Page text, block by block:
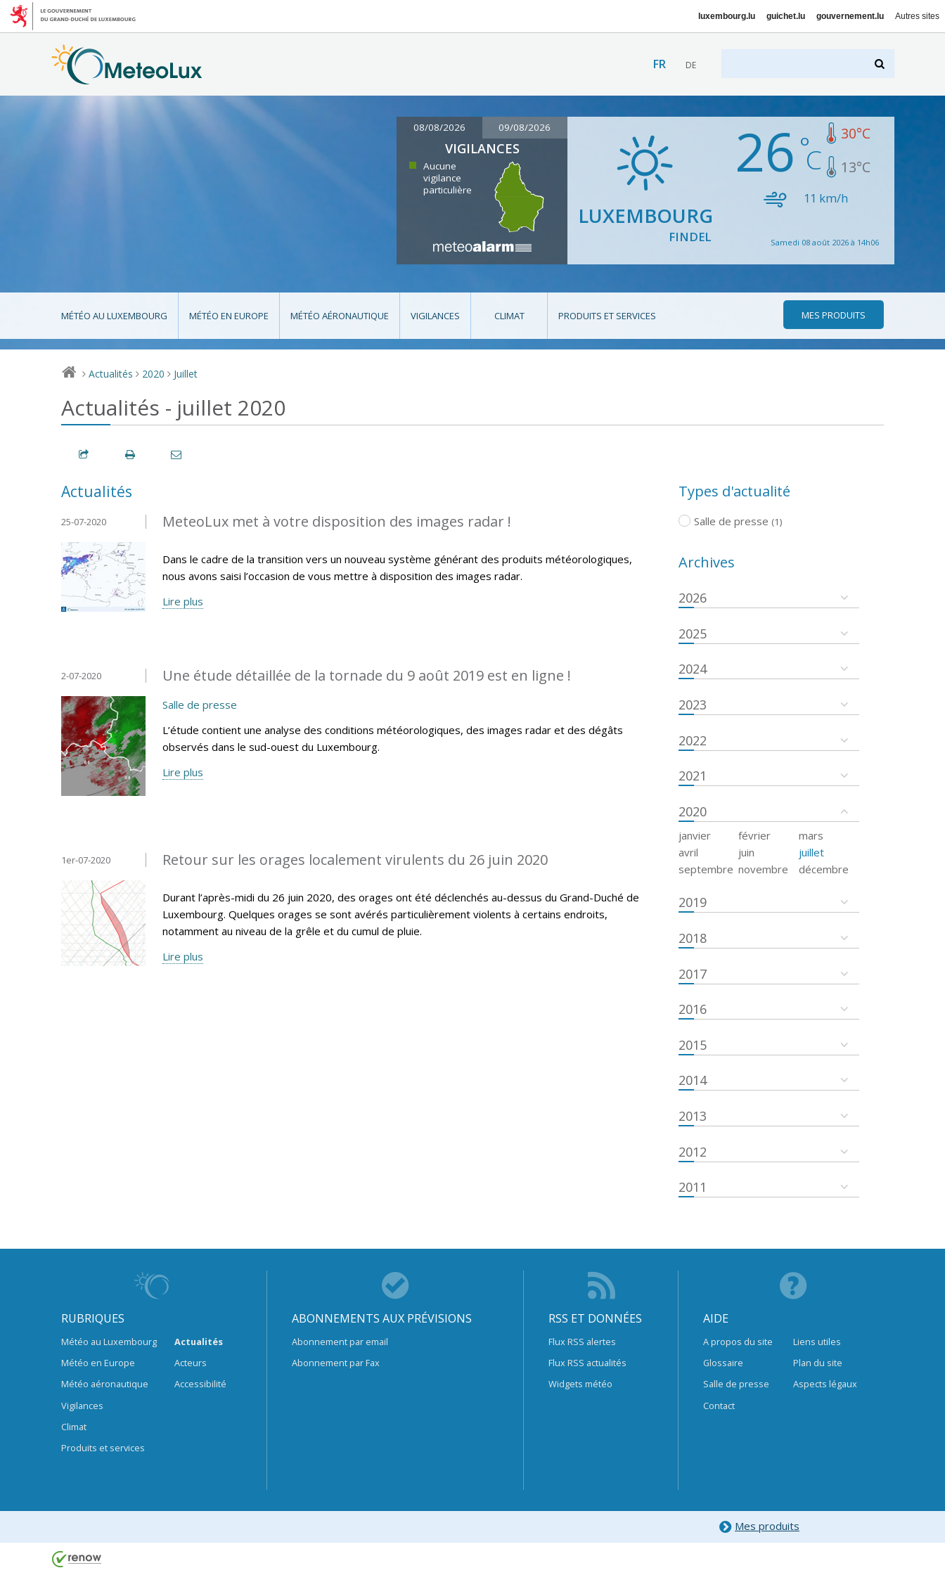
luxembourg.lu guichet.lu gouvernement.lu Autres sites
FR DE
08/08/2026 09/08/2026
VIGILANCES
Aucune
vigilance
particulière
LUXEMBOURG
FINDEL
26 30°C
13°C
11 km/h
Samedi 08 août 2026 à 14h06
MÉTÉO AU LUXEMBOURG MÉTÉO EN EUROPE MÉTÉO AÉRONAUTIQUE VIGILANCES CLIMAT PRODUITS ET SERVICES MES PRODUITS
> Actualités > 2020 > Juillet
Actualités - juillet 2020
Actualités
MeteoLux met à votre disposition des images radar !
25-07-2020
Dans le cadre de la transition vers un nouveau système générant des produits météorologiques,
nous avons saisi l’occasion de vous mettre à disposition des images radar.
Lire plus
Une étude détaillée de la tornade du 9 août 2019 est en ligne !
2-07-2020
Salle de presse
L’étude contient une analyse des conditions météorologiques, des images radar et des dégâts
observés dans le sud-ouest du Luxembourg.
Lire plus
Retour sur les orages localement virulents du 26 juin 2020
1er-07-2020
Durant l’après-midi du 26 juin 2020, des orages ont été déclenchés au-dessus du Grand-Duché de
Luxembourg. Quelques orages se sont avérés particulièrement violents à certains endroits,
notamment au niveau de la grêle et du cumul de pluie.
Lire plus
Types d'actualité
Salle de presse (1)
Archives
2026
2025
2024
2023
2022
2021
2020
janvier février
mars
avril
juin
juillet
septembre novembre décembre
2019
2018
2017
2016
2015
2014
2013
2012
2011
RUBRIQUES
Météo au Luxembourg
Météo en Europe
Météo aéronautique
Vigilances
Climat
Produits et services
Actualités
Acteurs
Accessibilité
ABONNEMENTS AUX PRÉVISIONS
Abonnement par email
Abonnement par Fax
RSS ET DONNÉES
Flux RSS alertes
Flux RSS actualités
Widgets météo
AIDE
A propos du site
Glossaire
Salle de presse
Contact
Liens utiles
Plan du site
Aspects légaux
Mes produits